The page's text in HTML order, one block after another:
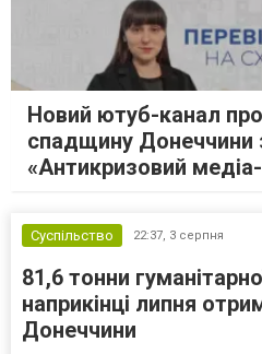
Новий ютуб-канал
спадщину Донеччини
«Антикризовий
Суспільство 22:37, 3 серпня
81,6 тонни
наприкінці липня
Донеччини